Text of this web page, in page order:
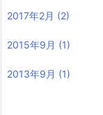
2017年2月 (2)
2015年9月 (1)
2013年9月 (1)